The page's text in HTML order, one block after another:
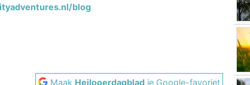
blog
Maak Heilooerdagblad je Google-favoriet